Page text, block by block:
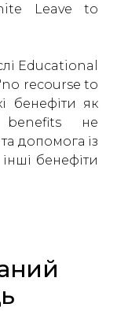
Leave to
Educational
recourse to
бенефіти як
benefits не
допомога із
бенефіти